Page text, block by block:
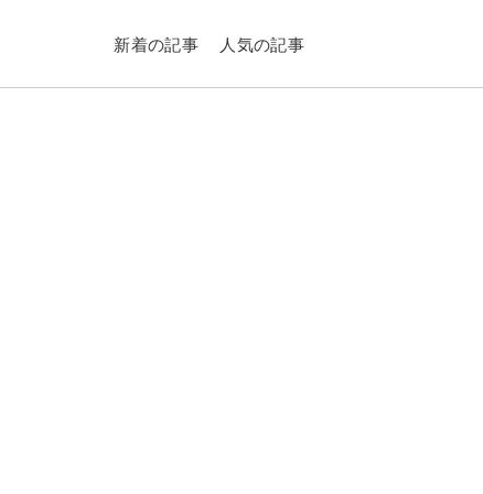
新着の記事 人気の記事